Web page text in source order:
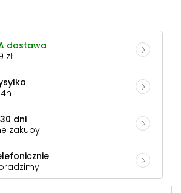
dostawa
zł
dni
zakupy